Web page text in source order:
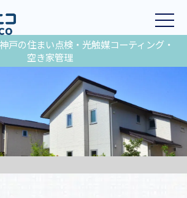
戸の住まい点検・光触媒コーティング・
空き家管理